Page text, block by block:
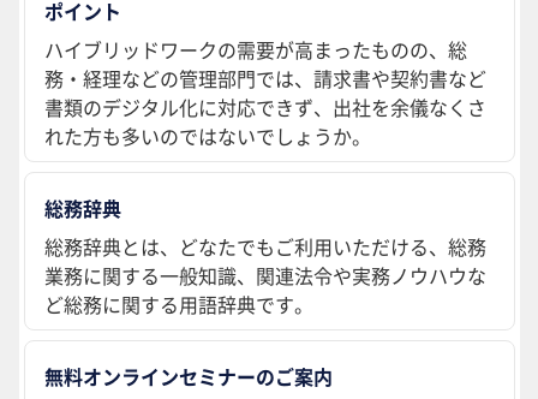
ポイント
ハイブリッドワークの需要が高まったものの、総
務・経理などの管理部門では、請求書や契約書など
書類のデジタル化に対応できず、出社を余儀なくさ
れた方も多いのではないでしょうか。
総務辞典
総務辞典とは、どなたでもご利用いただける、総務
業務に関する一般知識、関連法令や実務ノウハウな
ど総務に関する用語辞典です。
無料オンラインセミナーのご案内